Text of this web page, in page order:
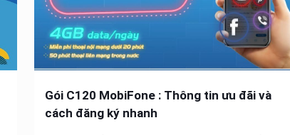
Gói C120 MobiFone : Thông tin ưu đãi và
cách đăng ký nhanh